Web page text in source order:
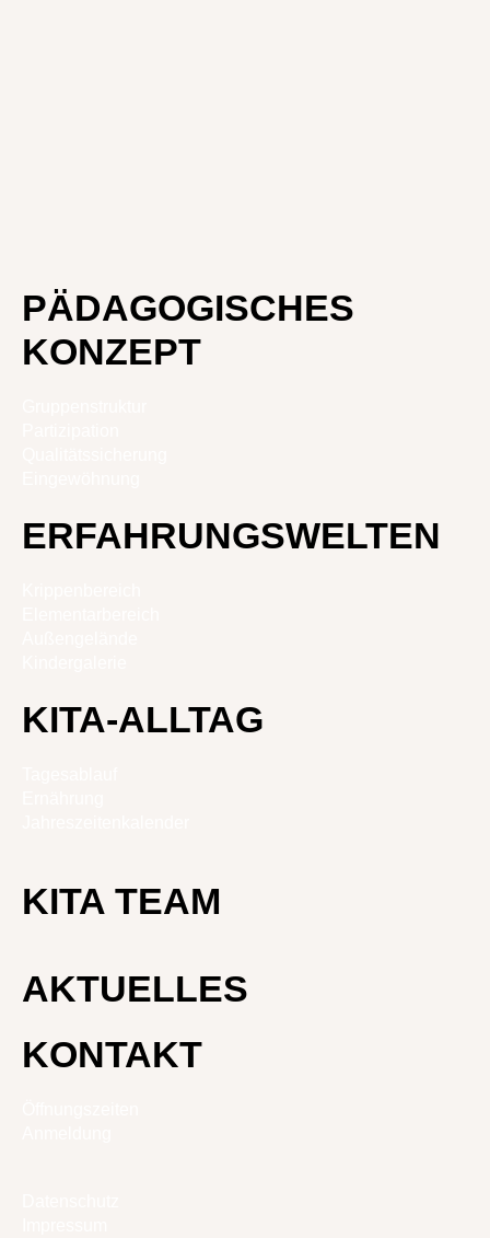
PÄDAGOGISCHES
KONZEPT
ERFAHRUNGSWELTEN
KITA-ALLTAG
KITA TEAM
AKTUELLES
KONTAKT